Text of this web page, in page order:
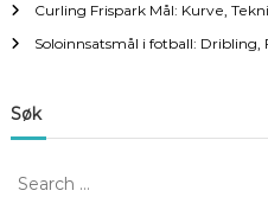
Curling Frispark Mål: Kurve,
Soloinnsatsmål i fotball:
Søk
S